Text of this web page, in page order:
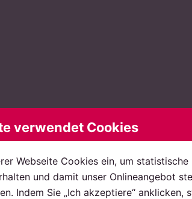
verwendet Cookies
Webseite Cookies ein, um statistische
und damit unser Onlineangebot
Indem Sie „Ich akzeptiere“ anklicken,